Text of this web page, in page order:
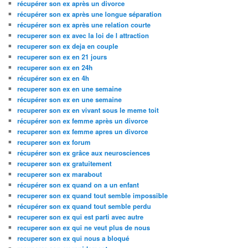
récupérer son ex après un divorce
récupérer son ex après une longue séparation
récupérer son ex après une relation courte
recuperer son ex avec la loi de l attraction
recuperer son ex deja en couple
recuperer son ex en 21 jours
recuperer son ex en 24h
récupérer son ex en 4h
recuperer son ex en une semaine
récupérer son ex en une semaine
recuperer son ex en vivant sous le meme toit
récupérer son ex femme après un divorce
recuperer son ex femme apres un divorce
recuperer son ex forum
récupérer son ex grâce aux neurosciences
recuperer son ex gratuitement
recuperer son ex marabout
récupérer son ex quand on a un enfant
recuperer son ex quand tout semble impossible
récupérer son ex quand tout semble perdu
recuperer son ex qui est parti avec autre
recuperer son ex qui ne veut plus de nous
recuperer son ex qui nous a bloqué